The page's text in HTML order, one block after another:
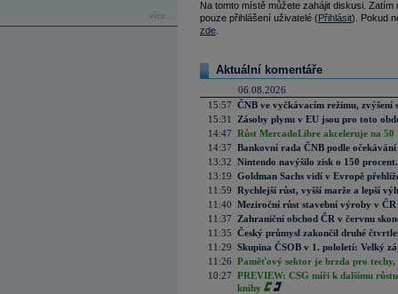
více...
Na tomto místě můžete zahájit diskusi.
pouze přihlášení uživatelé (Přihlásit). Pokud
zde
Aktuální komentáře
06.08.2026
15:57 ČNB ve vyčkávacím režimu, zvýšení
15:31
Zásoby plynu v EU jsou pro toto
14:47 Růst MercadoLibre akceleruje na
14:37 Bankovní rada ČNB podle
13:32 Nintendo navýšilo zisk o 150
13:19 Goldman Sachs vidí v Evropě
11:59 Rychlejší růst, vyšší marže a lepší
11:40 Meziroční růst stavební výroby v
11:37
Zahraniční obchod ČR v červnu
11:35 Český průmysl zakončil druhé
11:29 Skupina ČSOB v 1. pololetí: Velký
11:26 Paměťový sektor je brzda pro techy,
10:27 PREVIEW: CSG míří k dalšímu
knihy